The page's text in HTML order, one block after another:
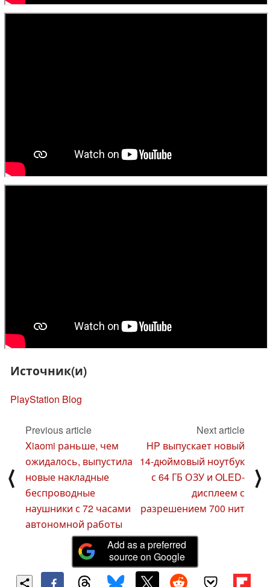
Источник(и)
PlayStation Blog
⟨
Previous article
Xiaomi раньше, чем
ожидалось, выпустила
новые накладные
беспроводные
наушники с 72 часами
автономной работы
Next article
HP выпускает новый
14-дюймовый ноутбук
с 64 ГБ ОЗУ и OLED-
дисплеем с
разрешением 700 нит
⟩
Add as a preferred
source on Google